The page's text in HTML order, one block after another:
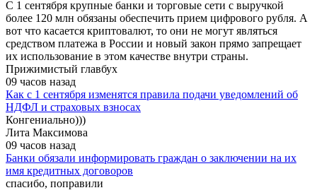
С 1 сентября крупные банки и торговые сети с выручкой
более 120 млн обязаны обеспечить прием цифрового рубля. А
вот что касается криптовалют, то они не могут являться
средством платежа в России и новый закон прямо запрещает
их использование в этом качестве внутри страны.
Прижимистый главбух
09 часов назад
Как с 1 сентября изменятся правила подачи уведомлений об
НДФЛ и страховых взносах
Конгениально)))
Лита Максимова
09 часов назад
Банки обязали информировать граждан о заключении на их
имя кредитных договоров
спасибо, поправили